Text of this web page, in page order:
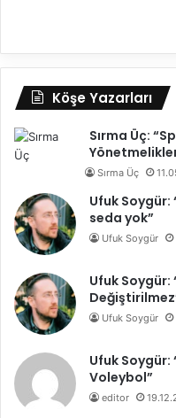
Köşe Yazarları
Sırma Üç:
Sırma Üç
Ufuk Soygür:
seda yok”
Ufuk Soygür
Ufuk Soygür:
Ufuk Soygür
Ufuk Soygür:
Voleybol”
editor